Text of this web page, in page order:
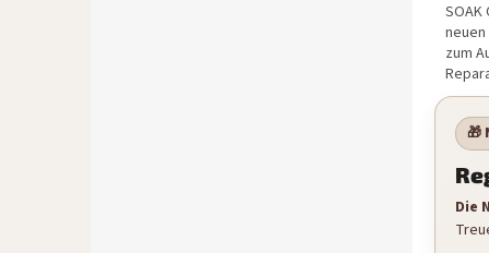
SOAK
zum
🎁
Die